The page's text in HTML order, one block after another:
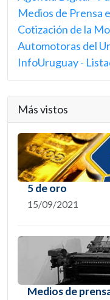
Medios de Prensa
Cotización de la
Automotoras del
InfoUruguay -
Más vistos
5 de oro
15/09/2021
Medios de